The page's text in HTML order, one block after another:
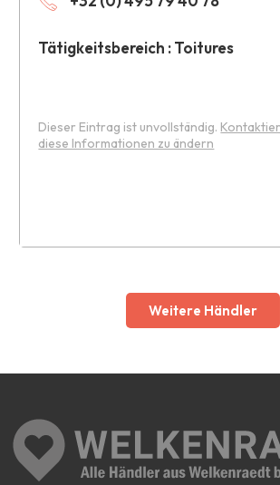
Tätigkeitsbereich : Toitures
Dieser Eintrag ist unvollständig.
diese Informationen zu ändern
Weitere Händler